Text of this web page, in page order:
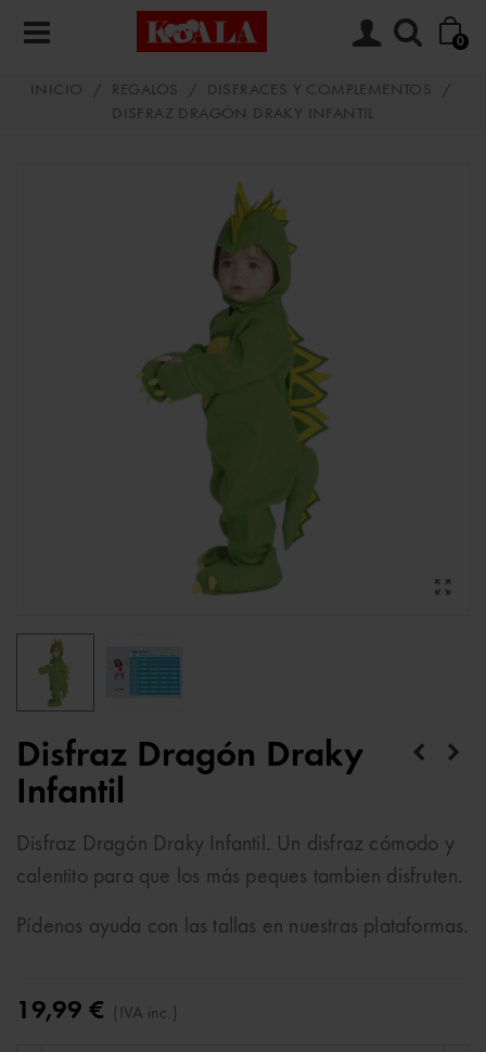
0
INICIO / REGALOS / DISFRACES Y COMPLEMENTOS
/
DISFRAZ DRAGÓN DRAKY INFANTIL
Disfraz Dragón Draky
Infantil
Disfraz Dragón Draky Infantil. Un disfraz cómodo y
calentito para que los más peques tambien disfruten.
Pídenos ayuda con las tallas en nuestras plataformas.
19,99 € (IVA inc.)